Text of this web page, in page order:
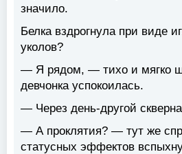
значило.
Белка вздрогнула при виде
уколов?
— Я рядом, — тихо и мягко
девчонка успокоилась.
— Через день-другой
— А проклятия? — тут же
статусных эффектов